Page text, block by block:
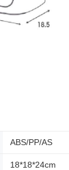
ABS/PP/AS
18*18*24cm